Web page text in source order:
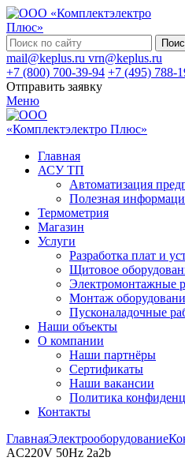
mail@keplus.ru vrn@keplus.ru
+7 (800) 700-39-94 +7 (495) 788-
Отправить заявку
Меню
Главная
АСУ ТП
Автоматизация
Полезная
Термометрия
Магазин
Услуги
Разработка плат и
Щитовое
Электромонтажные
Монтаж
Пусконаладочные
Наши объекты
О компании
Наши партнёры
Сертификаты
Наши вакансии
Политика
Контакты
ГлавнаяЭлектрооборудование
AC220V 50Hz 2a2b